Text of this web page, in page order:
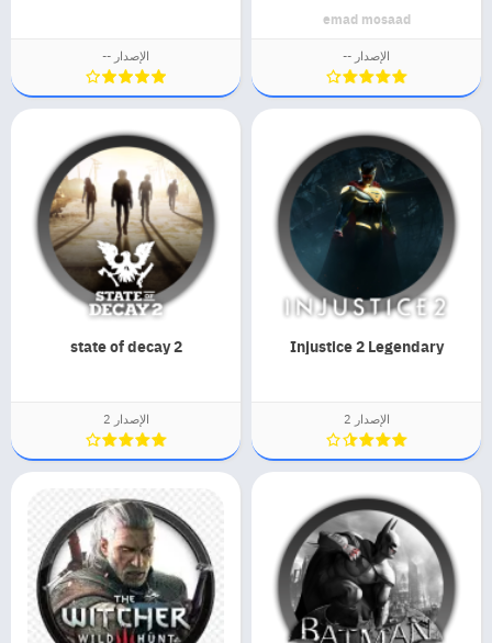
emad mosaad
الإصدار -- الإصدار --
Injustice 2 Legendary
الإصدار 2
state of decay 2
الإصدار 2